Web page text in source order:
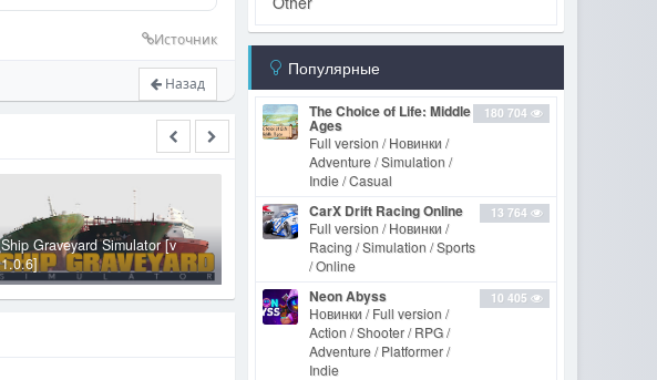
Источник
Назад
Ship Graveyard Simulator [v
1.0.6]
Thief Simulator [v 1.6]
Популярные
180 704
The Choice of Life: Middle
Ages
Full version / Новинки /
Adventure / Simulation /
Indie / Casual
13 764
CarX Drift Racing Online
Full version / Новинки /
Racing / Simulation / Sports
/ Online
10 405
Neon Abyss
Новинки / Full version /
Action / Shooter / RPG /
Adventure / Platformer /
Indie